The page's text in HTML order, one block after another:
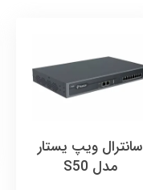
سانترال ویپ یستار
مدل S50